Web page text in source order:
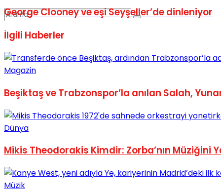
No Result
George Clooney ve eşi Seyşeller’de dinleniyor
İlgili Haberler
Magazin
Beşiktaş ve Trabzonspor’la anılan Salah,
Dünya
Mikis Theodorakis Kimdir: Zorba’nın Müziğini
Müzik